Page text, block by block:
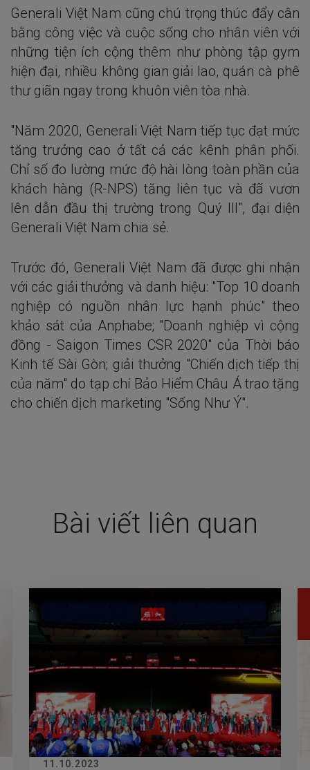
Generali Việt Nam cũng chú trọng thúc đẩy cân
bằng công việc và cuộc sống cho nhân viên với
những tiện ích cộng thêm như phòng tập gym
hiện đại, nhiều không gian giải lao, quán cà phê
thư giãn ngay trong khuôn viên tòa nhà.
"Năm 2020, Generali Việt Nam tiếp tục đạt mức
tăng trưởng cao ở tất cả các kênh phân phối.
Chỉ số đo lường mức độ hài lòng toàn phần của
khách hàng (R-NPS) tăng liên tục và đã vươn
lên dẫn đầu thị trường trong Quý III", đại diện
Generali Việt Nam chia sẻ.
Trước đó, Generali Việt Nam đã được ghi nhận
với các giải thưởng và danh hiệu: "Top 10 doanh
nghiệp có nguồn nhân lực hạnh phúc" theo
khảo sát của Anphabe; "Doanh nghiệp vì cộng
đồng - Saigon Times CSR 2020" của Thời báo
Kinh tế Sài Gòn; giải thưởng "Chiến dịch tiếp thị
của năm" do tạp chí Bảo Hiểm Châu Á trao tặng
cho chiến dịch marketing "Sống Như Ý".
Bài viết liên quan
11.10.2023